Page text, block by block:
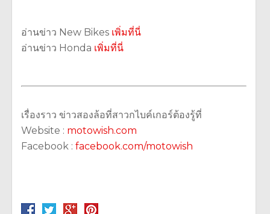
อ่านข่าว New Bikes เพิ่มที่นี่
อ่านข่าว Honda เพิ่มที่นี่
เรื่องราว ข่าวสองล้อที่สาวกไบค์เกอร์ต้องรู้ที่
Website : motowish.com
Facebook : facebook.com/motowish